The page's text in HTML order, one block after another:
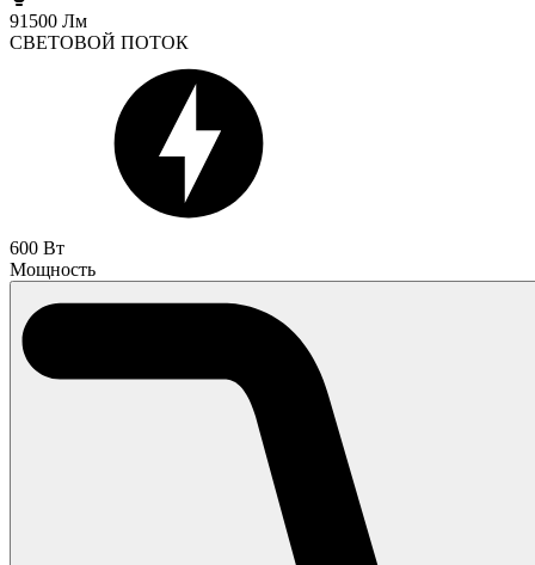
91500 Лм
СВЕТОВОЙ ПОТОК
600 Вт
Мощность